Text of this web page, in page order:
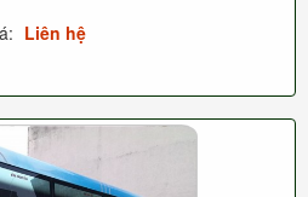
Liên hệ